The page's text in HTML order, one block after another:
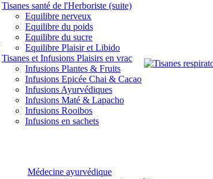
Tisanes santé de l'Herboriste (suite)
Equilibre nerveux
Equilibre du poids
Equilibre du sucre
Equilibre Plaisir et Libido
Tisanes et Infusions Plaisirs en vrac
Infusions Plantes & Fruits
Infusions Epicée Chai & Cacao
Infusions Ayurvédiques
Infusions Maté & Lapacho
Infusions Rooibos
Infusions en sachets
Médecine ayurvédique